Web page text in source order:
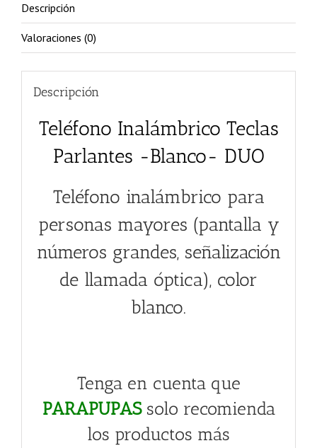
Descripción
Valoraciones (0)
Descripción
Teléfono Inalámbrico Teclas
Parlantes -Blanco- DUO
Teléfono inalámbrico para
personas mayores (pantalla y
números grandes, señalización
de llamada óptica), color
blanco.
Tenga en cuenta que
PARAPUPASsolo recomienda
los productos más